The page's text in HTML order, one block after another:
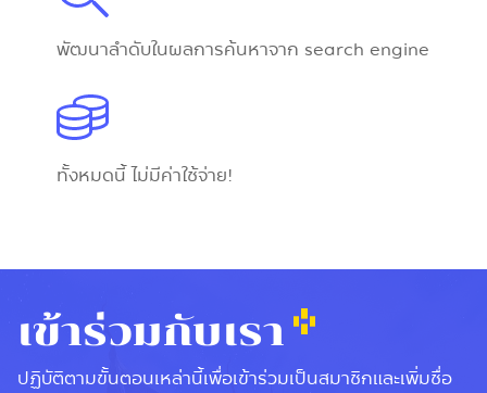
พัฒนาลำดับในผลการค้นหาจาก search engine
ทั้งหมดนี้ ไม่มีค่าใช้จ่าย!
เข้าร่วมกับเรา
ปฏิบัติตามขั้นตอนเหล่านี้เพื่อเข้าร่วมเป็นสมาชิกและเพิ่มชื่อ